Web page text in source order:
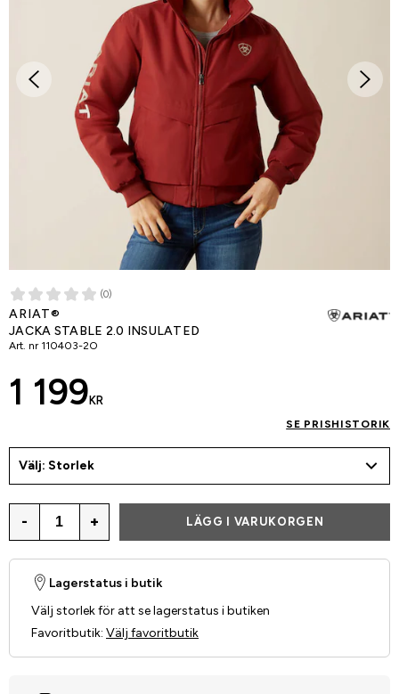
(0)
ARIAT®
JACKA STABLE 2.0 INSULATED
Art. nr 110403-2O
1 199 KR
SE PRISHISTORIK
Välj: Storlek
- + LÄGG I VARUKORGEN
Lagerstatus i butik
Välj storlek för att se lagerstatus i butiken
Favoritbutik: Välj favoritbutik